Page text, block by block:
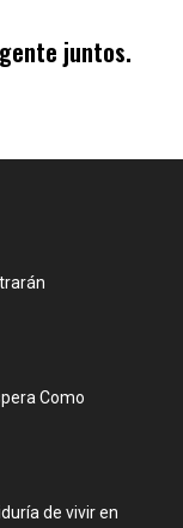
juntos.
Como
de vivir en